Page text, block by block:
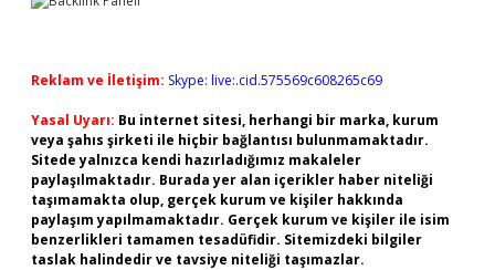
Reklam ve İletişim: Skype: live:.cid.575569c608265c69
Yasal Uyarı: Bu internet sitesi, herhangi bir marka, kurum
veya şahıs şirketi ile hiçbir bağlantısı bulunmamaktadır.
Sitede yalnızca kendi hazırladığımız makaleler
paylaşılmaktadır. Burada yer alan içerikler haber niteliği
taşımamakta olup, gerçek kurum ve kişiler hakkında
paylaşım yapılmamaktadır. Gerçek kurum ve kişiler ile isim
benzerlikleri tamamen tesadüfidir. Sitemizdeki bilgiler
taslak halindedir ve tavsiye niteliği taşımazlar.